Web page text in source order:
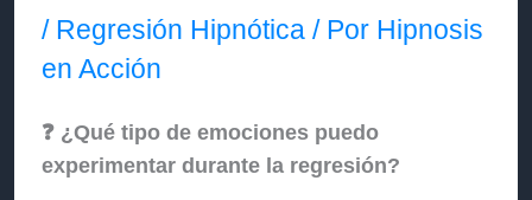
/ Regresión Hipnótica / Por Hipnosis
en Acción
❓ ¿Qué tipo de emociones puedo
experimentar durante la regresión?